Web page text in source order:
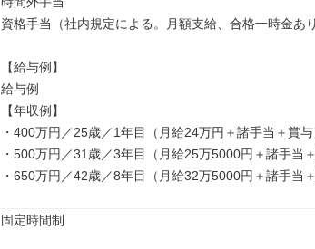
資格手当（社内規定による。月額支給、合格一時金あり
【給与例】
給与例
【年収例】
・400万円／25歳／1年目（月給24万円＋諸手当＋賞与
・500万円／31歳／3年目（月給25万5000円＋諸手当＋
・650万円／42歳／8年目（月給32万5000円＋諸手当＋
固定時間制